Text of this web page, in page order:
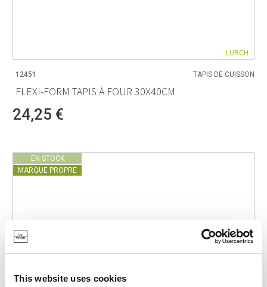
This website uses cookies
LURCH
12451 TAPIS DE CUISSON
FLEXI-FORM TAPIS À FOUR 30X40CM
24,25 €
EN STOCK
MARQUE PROPRE